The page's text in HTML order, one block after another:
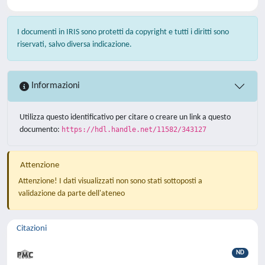
I documenti in IRIS sono protetti da copyright e tutti i diritti sono
riservati, salvo diversa indicazione.
Informazioni
Utilizza questo identificativo per citare o creare un link a questo
documento: https://hdl.handle.net/11582/343127
Attenzione
Attenzione! I dati visualizzati non sono stati sottoposti a
validazione da parte dell'ateneo
Citazioni
ND